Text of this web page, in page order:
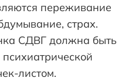
переживание
страх.
СДВГ должна быть
листом.